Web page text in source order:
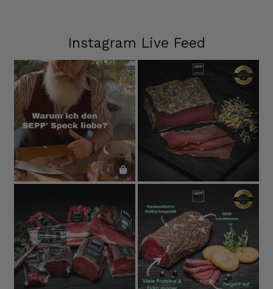
Instagram Live Feed